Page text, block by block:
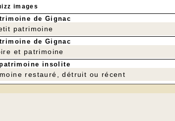
images
de Gignac
patrimoine
de Gignac
et patrimoine
insolite
restauré, détruit ou récent